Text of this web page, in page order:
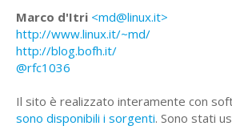
Chi sono
Marco d'Itri <md@linux.it>
http://www.linux.it/~md/
http://blog.bofh.it/
@rfc1036
Il sito è realizzato interamente con
sono disponibili i sorgenti. Sono stati